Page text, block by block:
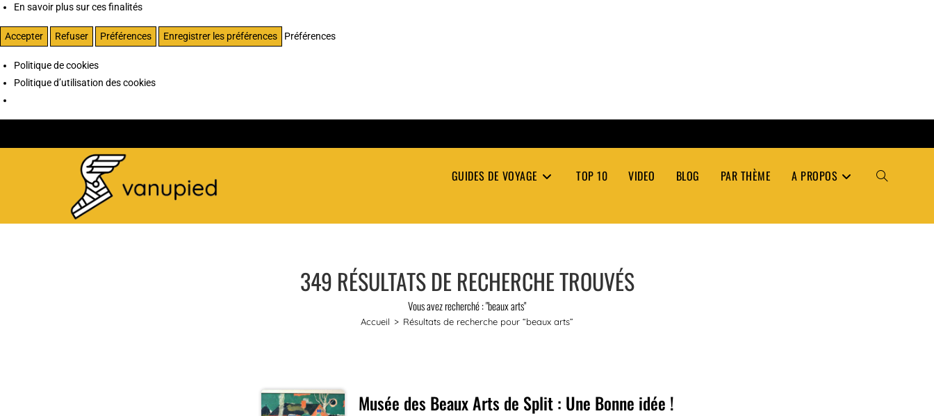
En savoir plus sur ces finalités
Accepter Refuser Préférences Enregistrer les préférences Préférences
Politique de cookies
Politique d’utilisation des cookies
GUIDES DE VOYAGE TOP 10 VIDEO BLOG PAR THÈME A PROPOS TOGGLE
349 RÉSULTATS DE RECHERCHE TROUVÉS
Vous avez recherché : "beaux arts"
Accueil > Résultats de recherche pour “beaux arts”
Musée des Beaux Arts de Split : Une Bonne idée !